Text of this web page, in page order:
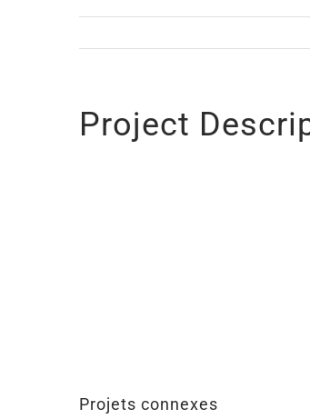
Project
Projets connexes